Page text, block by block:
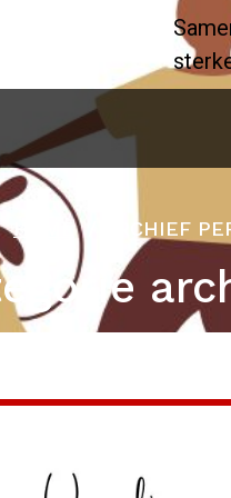
HOME / ARCHIEF